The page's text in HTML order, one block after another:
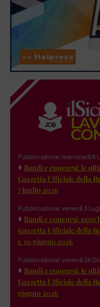
Pubblicazione: mercoledì 8
Bandi e concorsi: le
Gazzetta Ufficiale della
7 luglio 2026
Pubblicazione: venerdì 3
Bandi e concorsi:
Gazzetta Ufficiale della
e 30 giugno 2026
Pubblicazione: venerdì 26
Bandi e concorsi: le
Gazzetta Ufficiale della
giugno 2026